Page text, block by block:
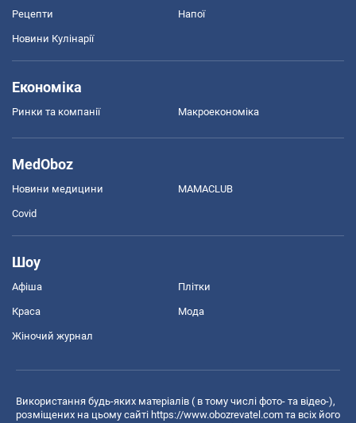
Рецепти Напої
Новини Кулінарії
Економіка
Ринки та компанії Макроекономіка
MedOboz
Новини медицини MAMACLUB
Covid
Шоу
Афіша Плітки
Краса Мода
Жіночий журнал
Використання будь-яких матеріалів ( в тому числі фото- та відео-),
розміщених на цьому сайті https://www.obozrevatel.com та всіх його